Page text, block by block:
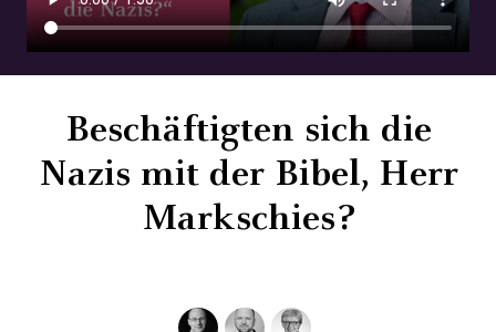
Beschäftigten sich die
Nazis mit der Bibel, Herr
Markschies?